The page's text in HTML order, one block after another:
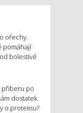
ořechy.
pomáhají
bolestivé
přiberu po
dostatek.
o proteinu?